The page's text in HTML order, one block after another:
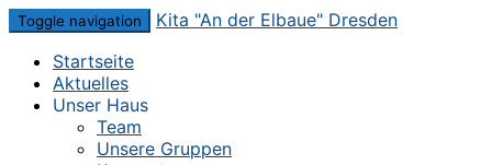
Skip
content
Toggle navigation
Kita "An der Elbaue" Dresden
Startseite
Aktuelles
Unser Haus
Team
Unsere Gruppen